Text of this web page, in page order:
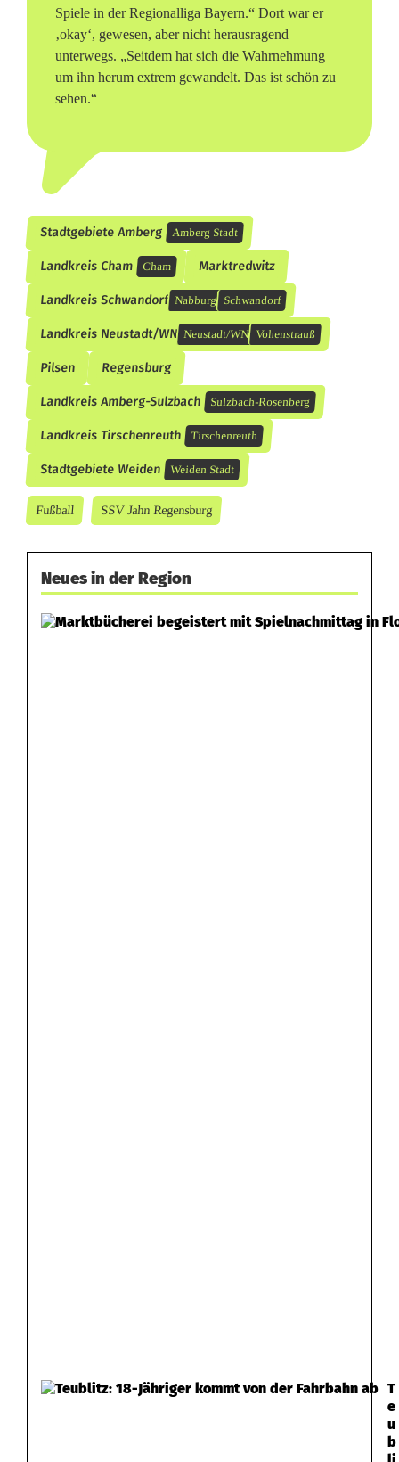
Spiele in der Regionalliga Bayern.“ Dort war er
‚okay‘, gewesen, aber nicht herausragend
unterwegs. „Seitdem hat sich die Wahrnehmung
um ihn herum extrem gewandelt. Das ist schön zu
sehen.“
Stadtgebiete Amberg Amberg Stadt
Landkreis Cham Cham Marktredwitz
Landkreis Schwandorf Nabburg Schwandorf
Landkreis Neustadt/WN Neustadt/WN Vohenstrauß
Pilsen Regensburg
Landkreis Amberg-Sulzbach Sulzbach-Rosenberg
Landkreis Tirschenreuth Tirschenreuth
Stadtgebiete Weiden Weiden Stadt
Fußball SSV Jahn Regensburg
Neues in der Region
T
e
u
b